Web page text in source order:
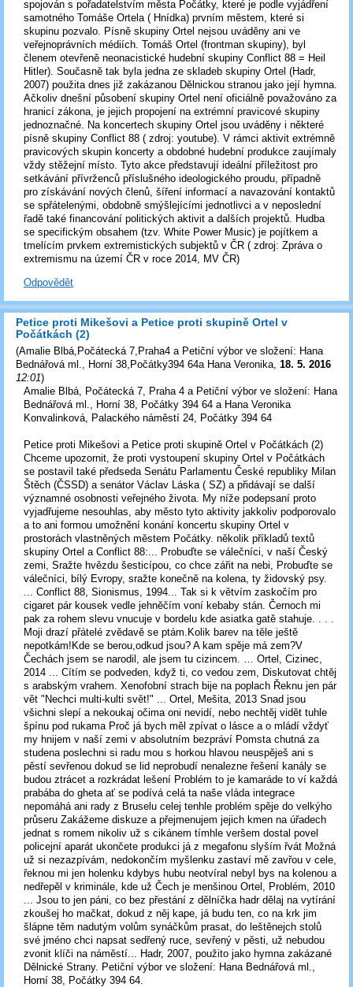
spojován s pořadatelstvím města Počátky, které je podle vyjádření
samotného Tomáše Ortela ( Hnídka) prvním městem, které si
skupinu pozvalo. Písně skupiny Ortel nejsou uváděny ani ve
veřejnoprávních médiích. Tomáš Ortel (frontman skupiny), byl
členem otevřeně neonacistické hudební skupiny Conflict 88 = Heil
Hitler). Současně tak byla jedna ze skladeb skupiny Ortel (Hadr,
2007) použita dnes již zakázanou Dělnickou stranou jako její hymna.
Ačkoliv dnešní působení skupiny Ortel není oficiálně považováno za
hranicí zákona, je jejich propojení na extrémní pravicové skupiny
jednoznačné. Na koncertech skupiny Ortel jsou uváděny i některé
písně skupiny Conflict 88 ( zdroj: youtube). V rámci aktivit extrémně
pravicových skupin koncerty a obdobné hudební produkce zaujímaly
vždy stěžejní místo. Tyto akce představují ideální příležitost pro
setkávání přívrženců příslušného ideologického proudu, případně
pro získávání nových členů, šíření informací a navazování kontaktů
se spřátelenými, obdobně smýšlejícími jednotlivci a v neposlední
řadě také financování politických aktivit a dalších projektů. Hudba
se specifickým obsahem (tzv. White Power Music) je pojítkem a
tmelícím prvkem extremistických subjektů v ČR ( zdroj: Zpráva o
extremismu na území ČR v roce 2014, MV ČR)
Odpovědět
Petice proti Mikešovi a Petice proti skupině Ortel v
Počátkách (2)
(Amalie Blbá,Počátecká 7,Praha4 a Petiční výbor ve složení: Hana
Bednářová ml., Horní 38,Počátky394 64a Hana Veronika 18. 5. 2016
12:01)
Amalie Blbá, Počátecká 7, Praha 4 a Petiční výbor ve složení: Hana
Bednářová ml., Horní 38, Počátky 394 64 a Hana Veronika
Konvalinková, Palackého náměstí 24, Počátky 394 64
Petice proti Mikešovi a Petice proti skupině Ortel v Počátkách (2)
Chceme upozornit, že proti vystoupení skupiny Ortel v Počátkách
se postavil také předseda Senátu Parlamentu České republiky Milan
Štěch (ČSSD) a senátor Václav Láska ( SZ) a přidávají se další
významné osobnosti veřejného života. My níže podepsaní proto
vyjadřujeme nesouhlas, aby město tyto aktivity jakkoliv podporovalo
a to ani formou umožnění konání koncertu skupiny Ortel v
prostorách vlastněných městem Počátky. několik příkladů textů
skupiny Ortel a Conflict 88:... Probuďte se válečníci, v naší Český
zemi, Sražte hvězdu šesticípou, co chce zářit na nebi, Probuďte se
válečníci, bílý Evropy, sražte konečně na kolena, ty židovský psy.
... Conflict 88, Sionismus, 1994... Tak si k větvím zaskočím pro
cigaret pár kousek vedle jehněčím voní kebaby stán. Černoch mi
pak za rohem slevu vnucuje v bordelu kde asiatka gatě stahuje. . . .
Moji drazí přátelé zvědavě se ptám.Kolik barev na těle ještě
nepotkám!Kde se berou,odkud jsou? A kam spěje má zem?V
Čechách jsem se narodil, ale jsem tu cizincem. … Ortel, Cizinec,
2014 ... Cítím se podveden, když ti, co vedou zem, Diskutovat chtěj
s arabským vrahem. Xenofobní strach bije na poplach Řeknu jen pár
vět "Nechci multi-kulti svět!" ... Ortel, Mešita, 2013 Snad jsou
všichni slepí a nekoukaj očima oni nevidí, nebo nechtěj vidět tuhle
špínu pod rukama Proč já bych měl zpívat o lásce a o mládí vždyť
my hnijem v naší zemi v absolutním bezpráví Pomsta chutná za
studena poslechni si radu mou s horkou hlavou neuspěješ ani s
pěstí sevřenou dokud se lid neprobudí nenalezne řešení kanály se
budou ztrácet a rozkrádat lešení Problém to je kamaráde to ví každá
prabába do gheta ať se podívá celá ta naše vláda integrace
nepomáhá ani rady z Bruselu celej tenhle problém spěje do velkýho
průseru Zakážeme diskuze a přejmenujem jejich kmen na úřadech
jednat s romem nikoliv už s cikánem tímhle veršem dostal povel
policejní aparát ukončete produkci já z megafonu slyším řvát Možná
už si nezazpívám, nedokončím myšlenku zastaví mě zavřou v cele,
řeknou mi jen holenku kdybys hubu neotvíral nebyl bys na kolenou a
nedřepěl v kriminále, kde už Čech je menšinou Ortel, Problém, 2010
... Jsou to jen páni, co bez přestání z dělníčka hadr dělaj na vytírání
zkoušej ho mačkat, dokud z něj kape, já budu ten, co na krk jim
šlápne těm nadutým volům synáčkům prasat, do leštěnejch stolů
své jméno chci napsat sedřený ruce, sevřený v pěsti, už nebudou
zvonit klíči na náměstí... Hadr, 2007, použito jako hymna zakázané
Dělnické Strany. Petiční výbor ve složení: Hana Bednářová ml.,
Horní 38, Počátky 394 64.